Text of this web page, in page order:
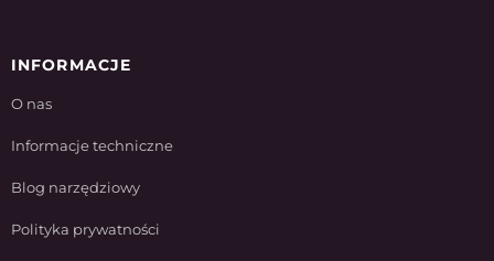
INFORMACJE
O nas
Informacje techniczne
Blog narzędziowy
Polityka prywatności